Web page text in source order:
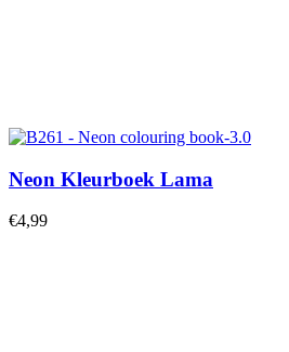
Neon Kleurboek Lama
€4,99